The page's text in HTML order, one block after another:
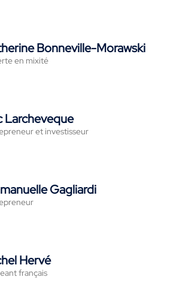
Bonneville-Morawski
en mixité
Larcheveque
et investisseur
Gagliardi
Hervé
français